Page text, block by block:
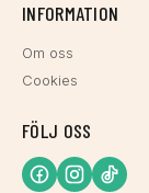
INFORMATION
Om oss
Cookies
FÖLJ OSS